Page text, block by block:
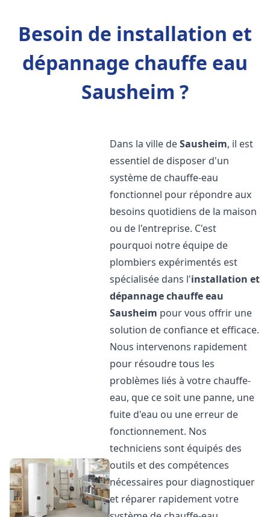
Besoin de installation et
dépannage chauffe eau
Sausheim ?
Dans la ville deSausheim, il est
essentiel de disposer d'un
système de chauffe-eau
fonctionnel pour répondre aux
besoins quotidiens de la maison
ou de l'entreprise. C'est
pourquoi notre équipe de
plombiers expérimentés est
spécialisée dans l'installation et
dépannage chauffe eau
Sausheim pour vous offrir une
solution de confiance et efficace.
Nous intervenons rapidement
pour résoudre tous les
problèmes liés à votre chauffe-
eau, que ce soit une panne, une
fuite d'eau ou une erreur de
fonctionnement. Nos
techniciens sont équipés des
outils et des compétences
nécessaires pour diagnostiquer
et réparer rapidement votre